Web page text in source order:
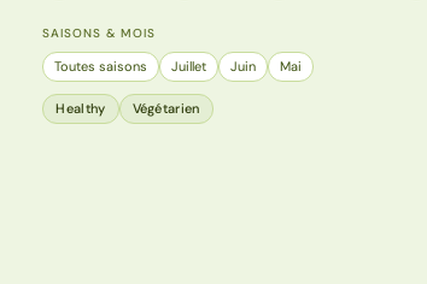
SAISONS & MOIS
Toutes saisons Juillet Juin Mai
Healthy Végétarien